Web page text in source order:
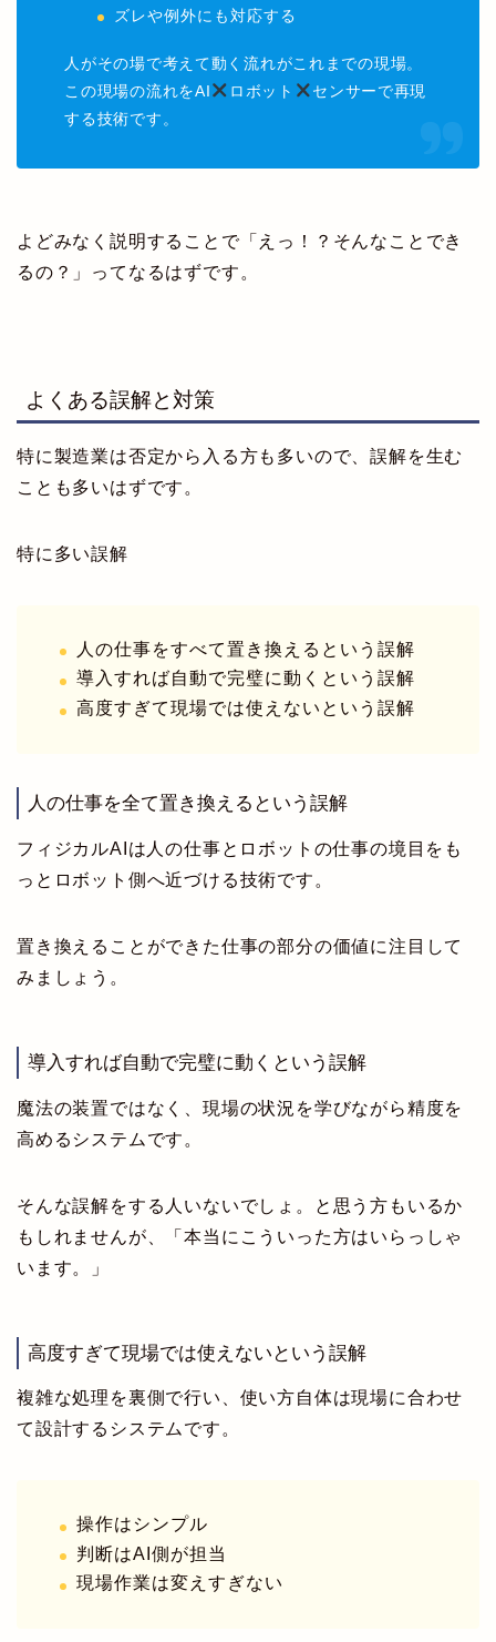
ズレや例外にも対応する
人がその場で考えて動く流れがこれまでの現場。
この現場の流れをAI
ロボット
センサーで再現
する技術です。
よどみなく説明することで「えっ！？そんなことでき
るの？」ってなるはずです。
よくある誤解と対策
特に製造業は否定から入る方も多いので、誤解を生む
ことも多いはずです。
特に多い誤解
人の仕事をすべて置き換えるという誤解
導入すれば自動で完璧に動くという誤解
高度すぎて現場では使えないという誤解
人の仕事を全て置き換えるという誤解
フィジカルAIは人の仕事とロボットの仕事の境目をも
っとロボット側へ近づける技術です。
置き換えることができた仕事の部分の価値に注目して
みましょう。
導入すれば自動で完璧に動くという誤解
魔法の装置ではなく、現場の状況を学びながら精度を
高めるシステムです。
そんな誤解をする人いないでしょ。と思う方もいるか
もしれませんが、「本当にこういった方はいらっしゃ
います。」
高度すぎて現場では使えないという誤解
複雑な処理を裏側で行い、使い方自体は現場に合わせ
て設計するシステムです。
操作はシンプル
判断はAI側が担当
現場作業は変えすぎない